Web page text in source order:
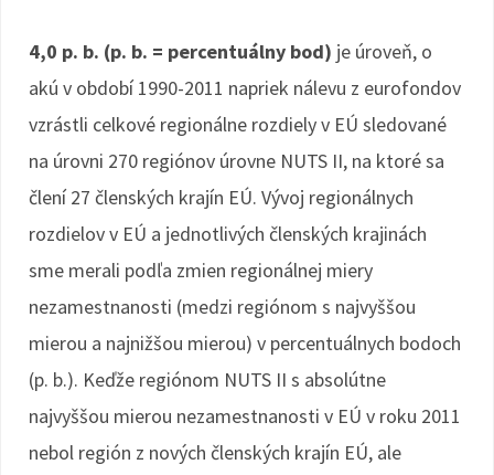
4,0 p. b. (p. b. = percentuálny bod) je úroveň, o
akú v období 1990-2011 napriek nálevu z eurofondov
vzrástli celkové regionálne rozdiely v EÚ sledované
na úrovni 270 regiónov úrovne NUTS II, na ktoré sa
člení 27 členských krajín EÚ. Vývoj regionálnych
rozdielov v EÚ a jednotlivých členských krajinách
sme merali podľa zmien regionálnej miery
nezamestnanosti (medzi regiónom s najvyššou
mierou a najnižšou mierou) v percentuálnych bodoch
(p. b.). Keďže regiónom NUTS II s absolútne
najvyššou mierou nezamestnanosti v EÚ v roku 2011
nebol región z nových členských krajín EÚ, ale